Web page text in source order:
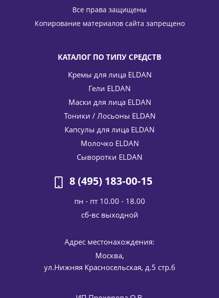
Все права защищены
Копирование материалов сайта запрещено
КАТАЛОГ ПО ТИПУ СРЕДСТВ
Кремы для лица ELDAN
Гели ELDAN
Маски для лица ELDAN
Тоники / Лосьоны ELDAN
Капсулы для лица ELDAN
Молочко ELDAN
Сыворотки ELDAN
8 (495) 183-00-15
пн - пт 10.00 - 18.00
cб-вс выходной
Адрес местонахождения:
Москва,
ул.Нижняя Красносельская, д.5 стр.6